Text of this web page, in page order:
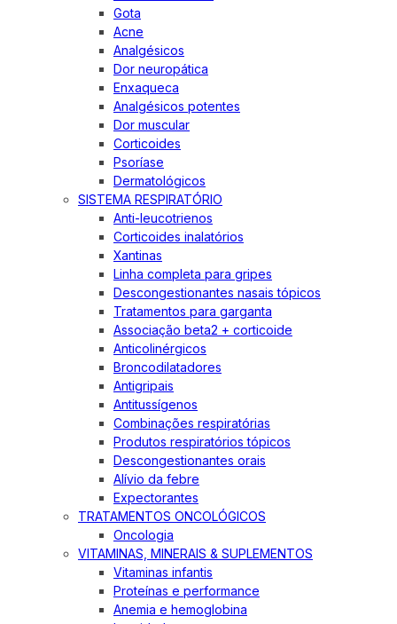
Gota
Acne
Analgésicos
Dor neuropática
Enxaqueca
Analgésicos potentes
Dor muscular
Corticoides
Psoríase
Dermatológicos
SISTEMA RESPIRATÓRIO
Anti-leucotrienos
Corticoides inalatórios
Xantinas
Linha completa para gripes
Descongestionantes nasais tópicos
Tratamentos para garganta
Associação beta2 + corticoide
Anticolinérgicos
Broncodilatadores
Antigripais
Antitussígenos
Combinações respiratórias
Produtos respiratórios tópicos
Descongestionantes orais
Alívio da febre
Expectorantes
TRATAMENTOS ONCOLÓGICOS
Oncologia
VITAMINAS, MINERAIS & SUPLEMENTOS
Vitaminas infantis
Proteínas e performance
Anemia e hemoglobina